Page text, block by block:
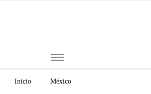
Inicio México